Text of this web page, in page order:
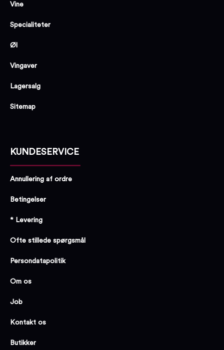
Vine
Specialiteter
Øl
Vingaver
Lagersalg
Sitemap
KUNDESERVICE
Annullering af ordre
Betingelser
* Levering
Ofte stillede spørgsmål
Persondatapolitik
Om os
Job
Kontakt os
Butikker